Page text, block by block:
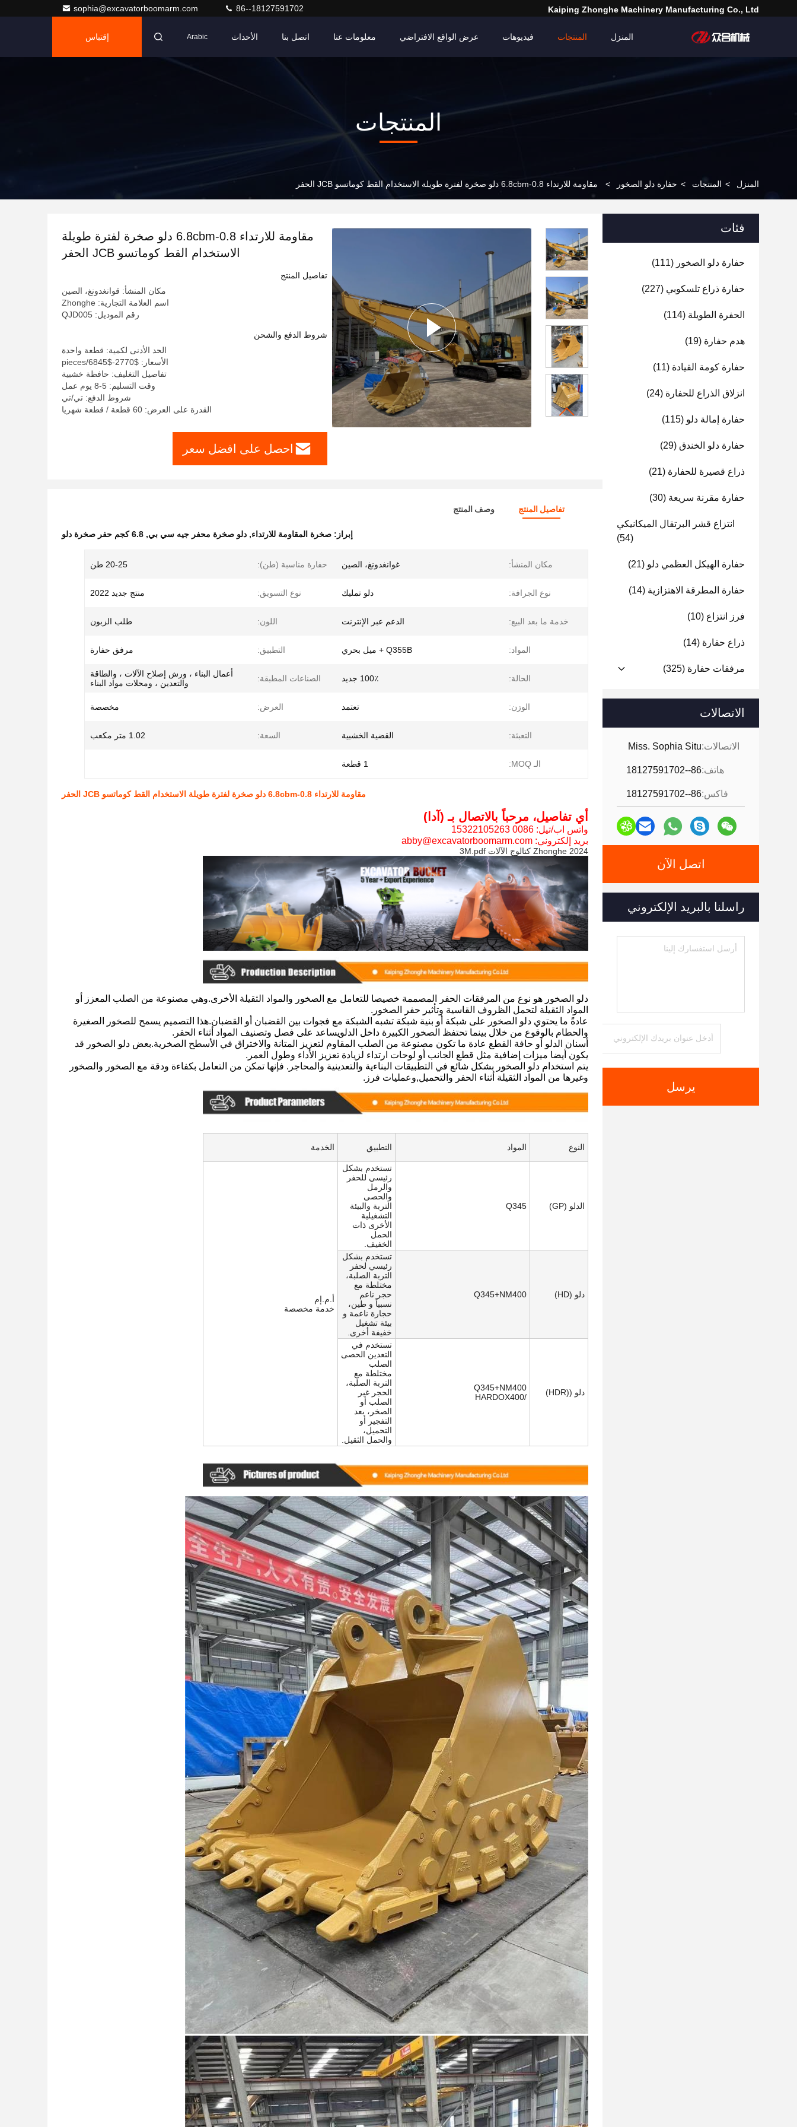
Kaiping Zhonghe Machinery Manufacturing Co., Ltd
sophia@excavatorboomarm.com 86--18127591702
المنزل المنتجات فيديوهات عرض الواقع الافتراضي معلومات عنا اتصل بنا الأحداث Arabic إقتباس
المنتجات
المنزل > المنتجات > حفارة دلو الصخور > مقاومة للارتداء 0.8-6.8cbm دلو صخرة لفترة طويلة الاستخدام القط كوماتسو JCB الحفر
فئات
حفارة دلو الصخور (111)
حفارة ذراع تلسكوبي (227)
الحفرة الطويلة (114)
هدم حفارة (19)
حفارة كومة القيادة (11)
انزلاق الذراع للحفارة (24)
حفارة إمالة دلو (115)
حفارة دلو الخندق (29)
ذراع قصيرة للحفارة (21)
حفارة مقرنة سريعة (30)
انتزاع قشر البرتقال الميكانيكي
(54)
حفارة الهيكل العظمي دلو (21)
حفارة المطرقة الاهتزازية (14)
فرز انتزاع (10)
ذراع حفارة (14)
مرفقات حفارة (325)
الاتصالات
الاتصالات:Miss. Sophia Situ
هاتف:86--18127591702
فاكس:86--18127591702
اتصل الآن
راسلنا بالبريد الإلكتروني
يرسل
مقاومة للارتداء 0.8-6.8cbm دلو صخرة لفترة طويلة
الاستخدام القط كوماتسو JCB الحفر
تفاصيل المنتج
مكان المنشأ: قوانغدونغ، الصين
اسم العلامة التجارية: Zhonghe
رقم الموديل: QJD005
شروط الدفع والشحن
الحد الأدنى لكمية: قطعة واحدة
الأسعار: $2770-$6845/pieces
تفاصيل التغليف: حافظة خشبية
وقت التسليم: 5-8 يوم عمل
شروط الدفع: تي/تي
القدرة على العرض: 60 قطعة / قطعة شهريا
احصل على افضل سعر
تفاصيل المنتج وصف المنتج
إبراز: صخرة المقاومة للارتداء, دلو صخرة محفر جيه سي بي, 6.8 كجم حفر صخرة دلو
مكان المنشأ: غوانغدونغ، الصين حفارة مناسبة (طن): 20-25 طن
نوع الجرافة: دلو تمليك نوع التسويق: منتج جديد 2022
خدمة ما بعد البيع: الدعم عبر الإنترنت اللون: طلب الزبون
المواد: Q355B + ميل بحري التطبيق: مرفق حفارة
الحالة: 100٪ جديد الصناعات المطبقة:
أعمال البناء ، ورش إصلاح الآلات ، والطاقة
والتعدين ، ومحلات مواد البناء
الوزن: تعتمد العرض: مخصصة
التعبئة: القضية الخشبية السعة: 1.02 متر مكعب
الـ MOQ: 1 قطعة
مقاومة للارتداء 0.8-6.8cbm دلو صخرة لفترة طويلة الاستخدام القط كوماتسو JCB الحفر
أي تفاصيل، مرحباً بالاتصال بـ (آدا)
واتس اب/تيل: 0086 15322105263
بريد إلكتروني: abby@excavatorboomarm.com
2024 Zhonghe كتالوج الآلات 3M.pdf
دلو الصخور هو نوع من المرفقات الحفر المصممة خصيصا للتعامل مع الصخور والمواد الثقيلة الأخرى.وهي مصنوعة من الصلب المعزز أو
المواد الثقيلة لتحمل الظروف القاسية وتأثير حفر الصخور.
عادةً ما يحتوي دلو الصخور على شبكة أو بنية شبكة تشبه الشبكة مع فجوات بين القضبان أو القضبان.هذا التصميم يسمح للصخور الصغيرة
والحطام بالوقوع من خلال بينما تحتفظ الصخور الكبيرة داخل الدلويساعد على فصل وتصنيف المواد أثناء الحفر.
أسنان الدلو أو حافة القطع عادة ما تكون مصنوعة من الصلب المقاوم لتعزيز المتانة والاختراق في الأسطح الصخرية.بعض دلو الصخور قد
يكون أيضا ميزات إضافية مثل قطع الجانب أو لوحات ارتداء لزيادة تعزيز الأداء وطول العمر.
يتم استخدام دلو الصخور بشكل شائع في التطبيقات البناءية والتعدينية والمحاجر. فإنها تمكن من التعامل بكفاءة ودقة مع الصخور والصخور
وغيرها من المواد الثقيلة أثناء الحفر والتحميل,وعمليات فرز.
النوع المواد التطبيق الخدمة
الدلو (GP) Q345
تستخدم بشكل
رئيسي للحفر
والرمل
والحصى
التربة والبيئة
التشغيلية
الأخرى ذات
الحمل
الخفيف.
أ.م.إم
خدمة مخصصة
دلو (HD) Q345+NM400
تستخدم بشكل
رئيسي لحفر
التربة الصلبة،
مختلطة مع
حجر ناعم
نسبياً و طين،
حجارة ناعمة و
بيئة تشغيل
خفيفة أخرى.
دلو ((HDR)
Q345+NM400
/HARDOX400
تستخدم في
التعدين الحصى
الصلب
مختلطة مع
التربة الصلبة،
الحجر غير
الصلب أو
الصخر، بعد
التفجير أو
التحميل،
والحمل الثقيل.